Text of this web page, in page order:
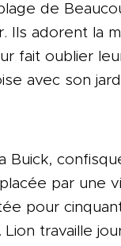
de
Ils adorent la
fait oublier
avec son
Buick,
par une
pour
Lion travaille